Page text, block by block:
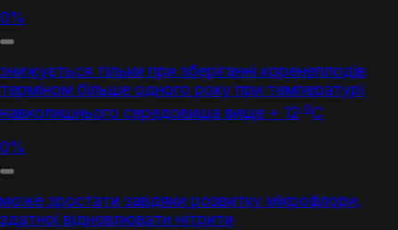
0%
знижується тільки при зберіганні коренеплодів
терміном більше одного року при температурі
навколишнього середовища вище + 12 оС
0%
може зростати завдяки розвитку мікрофлори,
здатної відновлювати нітрити